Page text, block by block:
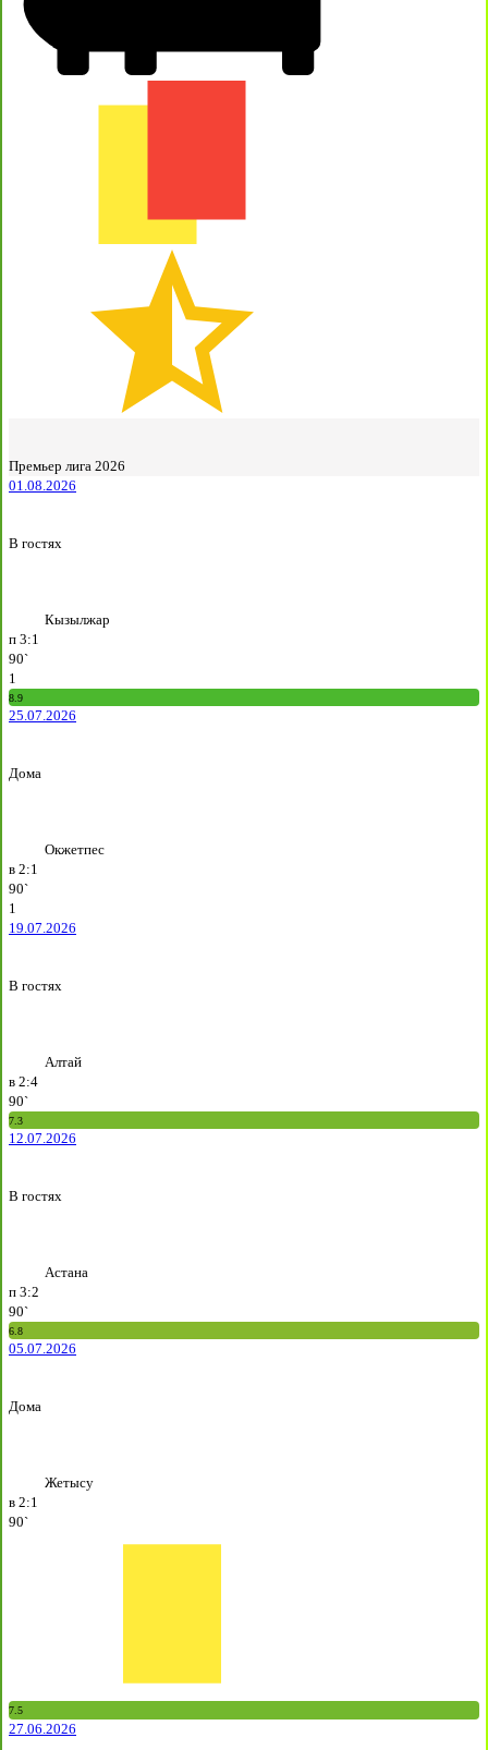
Премьер лига 2026
01.08.2026
В гостях
Кызылжар
п 3:1
90`
1
8.9
25.07.2026
Дома
Окжетпес
в 2:1
90`
1
19.07.2026
В гостях
Алтай
в 2:4
90`
7.3
12.07.2026
В гостях
Астана
п 3:2
90`
6.8
05.07.2026
Дома
Жетысу
в 2:1
90`
7.5
27.06.2026